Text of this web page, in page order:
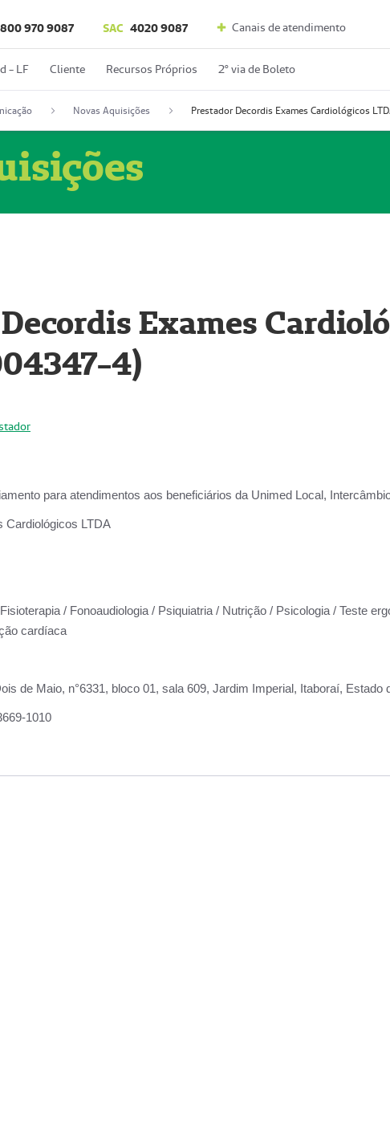
970 9087 SAC 4020 9087 Canais de atendimento
- LF Cliente Recursos Próprios 2º via de Boleto
Novas Aquisições
Exames
4)
para atendimentos aos beneficiários da Unimed Local,
Cardiológicos LTDA
/ Fonoaudiologia / Psiquiatria / Nutrição / Psicologia / Teste
cardíaca
de Maio, n°6331, bloco 01, sala 609, Jardim Imperial, Itaboraí, Estado
1010